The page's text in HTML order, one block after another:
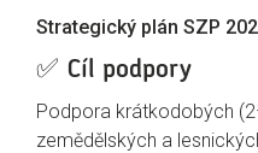
Strategický plán SZP
✅ Cíl podpory
Podpora krátkodobých
zemědělských a